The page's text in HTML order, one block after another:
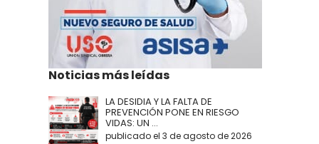
Noticias más leídas
LA DESIDIA Y LA FALTA DE
PREVENCIÓN PONE EN RIESGO
VIDAS: UN ...
publicado el 3 de agosto de 2026